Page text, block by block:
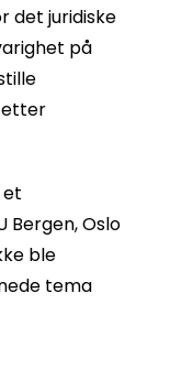
det juridiske
på
etter
et
Bergen, Oslo
ble
tema